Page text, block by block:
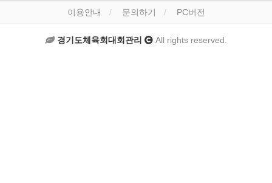
이용안내 문의하기 PC버전
경기도체육회대회관리 All rights reserved.